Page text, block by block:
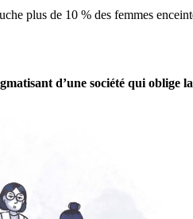
plus de 10 % des femmes
d’une société qui oblige